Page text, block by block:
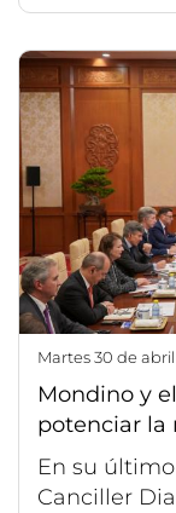
martes 30 de
Mondino y
potenciar la
En su
Canciller